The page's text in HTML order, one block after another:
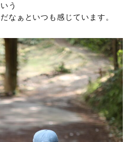
う
なぁといつも感じています。